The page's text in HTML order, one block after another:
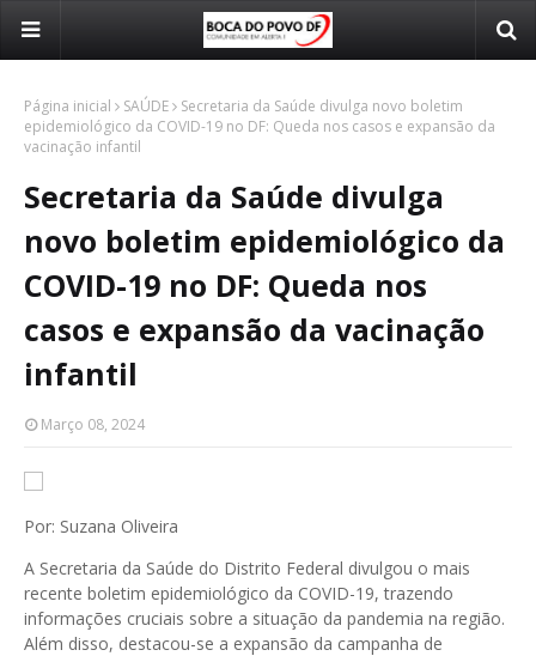
Página inicial SAÚDE
Secretaria da Saúde divulga novo boletim
epidemiológico da COVID-19 no DF: Queda nos casos e expansão da
vacinação infantil
Secretaria da Saúde divulga
novo boletim epidemiológico da
COVID-19 no DF: Queda nos
casos e expansão da vacinação
infantil
Março 08, 2024
Por: Suzana Oliveira
A Secretaria da Saúde do Distrito Federal divulgou o mais
recente boletim epidemiológico da COVID-19, trazendo
informações cruciais sobre a situação da pandemia na região.
Além disso, destacou-se a expansão da campanha de